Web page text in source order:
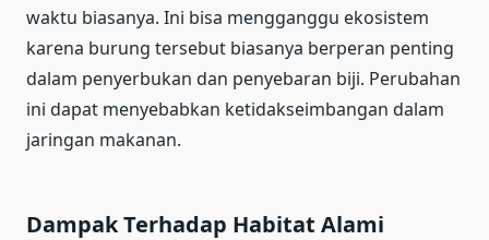
waktu biasanya. Ini bisa mengganggu ekosistem
karena burung tersebut biasanya berperan penting
dalam penyerbukan dan penyebaran biji. Perubahan
ini dapat menyebabkan ketidakseimbangan dalam
jaringan makanan.
Dampak Terhadap Habitat Alami